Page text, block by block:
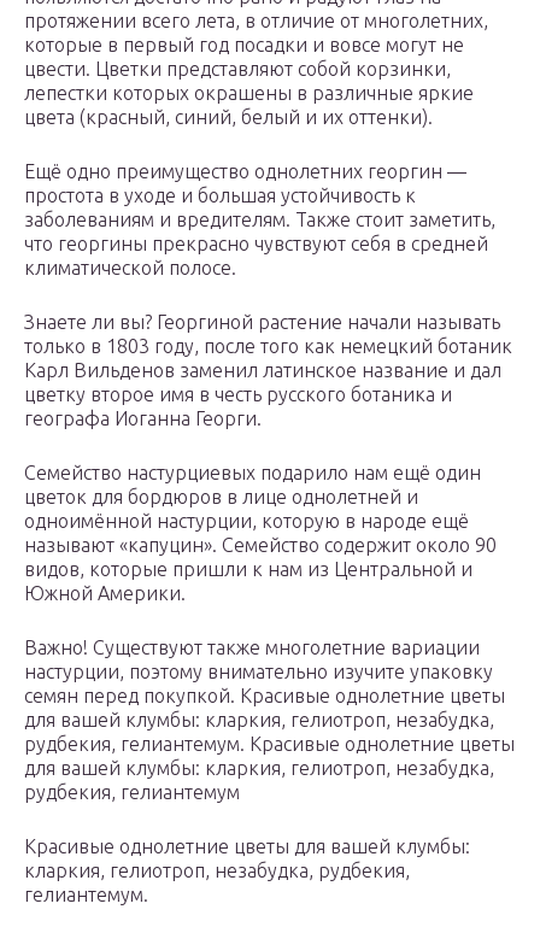
протяжении всего лета, в отличие от многолетних,
которые в первый год посадки и вовсе могут не
цвести. Цветки представляют собой корзинки,
лепестки которых окрашены в различные яркие
цвета (красный, синий, белый и их оттенки).
Ещё одно преимущество однолетних георгин —
простота в уходе и большая устойчивость к
заболеваниям и вредителям. Также стоит заметить,
что георгины прекрасно чувствуют себя в средней
климатической полосе.
Знаете ли вы? Георгиной растение начали называть
только в 1803 году, после того как немецкий ботаник
Карл Вильденов заменил латинское название и дал
цветку второе имя в честь русского ботаника и
географа Иоганна Георги.
Семейство настурциевых подарило нам ещё один
цветок для бордюров в лице однолетней и
одноимённой настурции, которую в народе ещё
называют «капуцин». Семейство содержит около 90
видов, которые пришли к нам из Центральной и
Южной Америки.
Важно! Существуют также многолетние вариации
настурции, поэтому внимательно изучите упаковку
семян перед покупкой. Красивые однолетние цветы
для вашей клумбы: кларкия, гелиотроп, незабудка,
рудбекия, гелиантемум. Красивые однолетние цветы
для вашей клумбы: кларкия, гелиотроп, незабудка,
рудбекия, гелиантемум
Красивые однолетние цветы для вашей клумбы:
кларкия, гелиотроп, незабудка, рудбекия,
гелиантемум.